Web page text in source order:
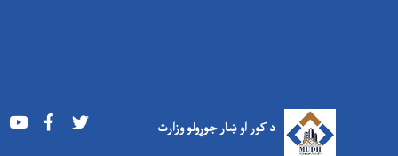
د کور او ښار جوړولو وزارت Youtube Facebook